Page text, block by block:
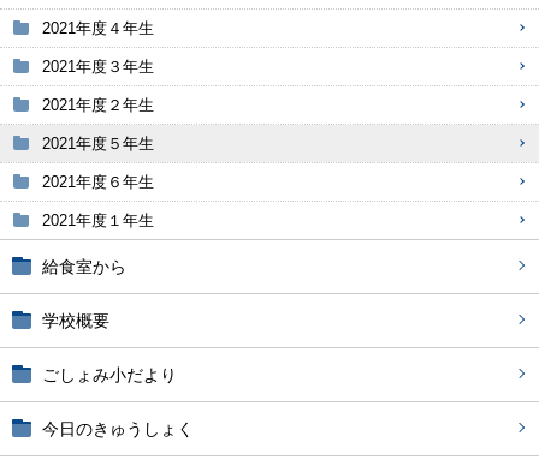
2021年度４年生
2021年度３年生
2021年度２年生
2021年度５年生
2021年度６年生
2021年度１年生
給食室から
学校概要
ごしょみ小だより
今日のきゅうしょく